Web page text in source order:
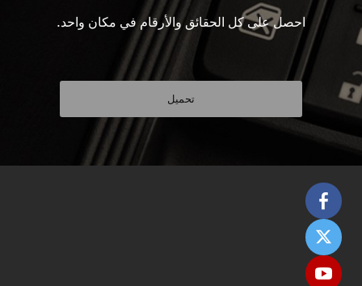
احصل على كل الحقائق والأرقام في مكان واحد.
تحميل